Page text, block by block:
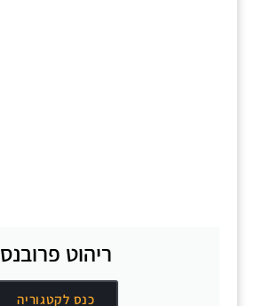
ריהוט פרובנס
כנס לקטגוריה